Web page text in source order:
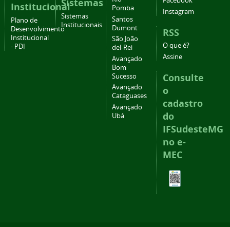
Institucional
Plano de
Desenvolvimento
Institucional
- PDI
Sistemas
Sistemas
Institucionais
Pomba
Santos
Dumont
São João
del-Rei
Avançado
Bom
Sucesso
Avançado
Cataguases
Avançado
Ubá
Instagram
RSS
O que é?
Assine
Consulte
o
cadastro
do
IFSudesteMG
no e-
MEC